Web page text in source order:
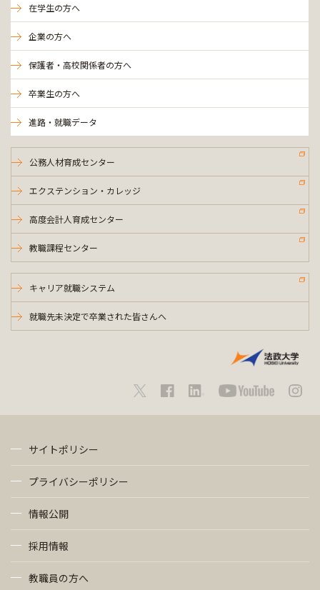
在学生の方へ
企業の方へ
保護者・高校関係者の方へ
卒業生の方へ
進路・就職データ
公務人材育成センター
エクステンション・カレッジ
高度会計人育成センター
教職課程センター
キャリア就職システム
就職先未決定で卒業された皆さんへ
サイトポリシー
プライバシーポリシー
情報公開
採用情報
教職員の方へ